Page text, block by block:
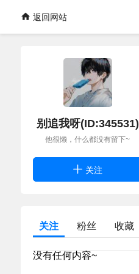
返回网站
别追我呀(ID:345531)
他很懒，什么都没有留下~
关注
关注 粉丝 收藏
没有任何内容~